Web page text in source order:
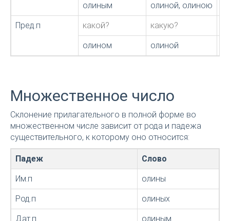
олиным олиной, олиною
Пред.п какой? какую?
олином олиной
Множественное число
Склонение прилагательного в полной форме во
множественном числе зависит от рода и падежа
существительного, к которому оно относится:
Падеж Слово
Им.п олины
Род.п олиных
Дат.п олиным